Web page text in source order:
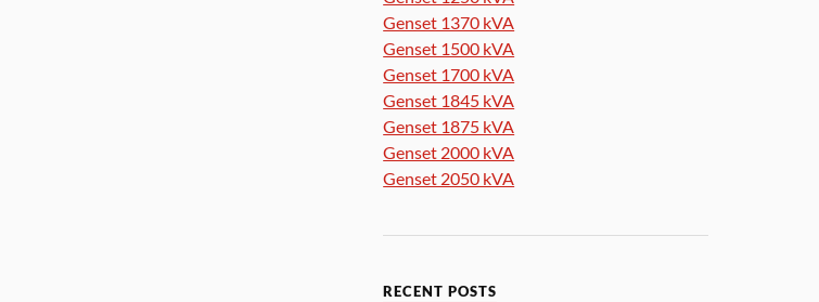
Genset 1370 kVA
Genset 1500 kVA
Genset 1700 kVA
Genset 1845 kVA
Genset 1875 kVA
Genset 2000 kVA
Genset 2050 kVA
RECENT POSTS